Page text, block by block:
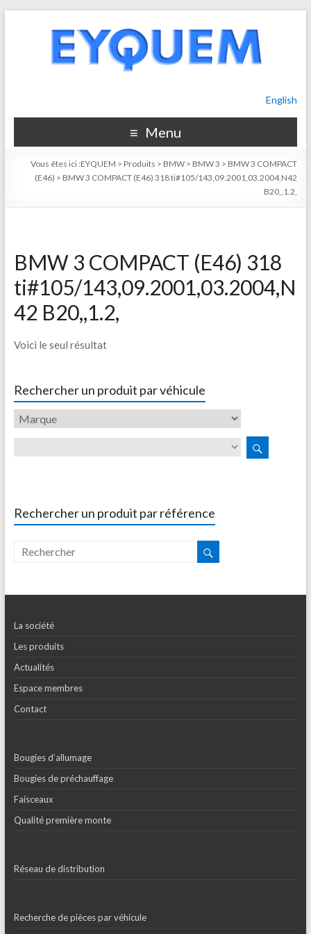
English
Menu
Vous êtes ici :EYQUEM > Produits > BMW > BMW 3 > BMW 3 COMPACT
(E46) > BMW 3 COMPACT (E46) 318 ti#105/143,09.2001,03.2004,N42
B20,,1.2,
BMW 3 COMPACT (E46) 318
ti#105/143,09.2001,03.2004,N
42 B20,,1.2,
Voici le seul résultat
Rechercher un produit par véhicule
Rechercher un produit par référence
La société
Les produits
Actualités
Espace membres
Contact
Bougies d’allumage
Bougies de préchauffage
Faisceaux
Qualité première monte
Réseau de distribution
Recherche de pièces par véhicule